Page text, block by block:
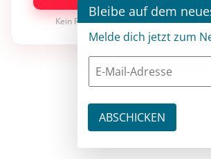
Kein Risiko · jederzeit kündbar
Bleibe auf dem
Melde dich jetzt zum